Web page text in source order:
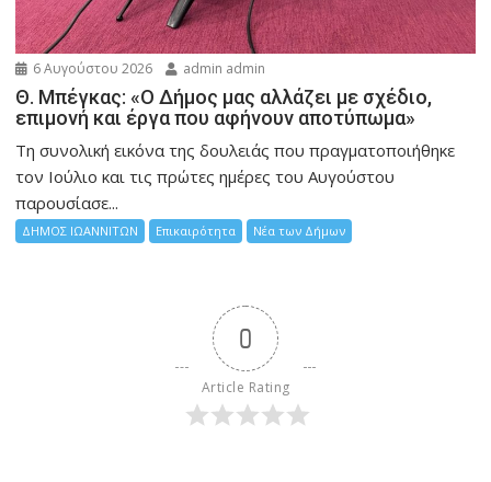
6 Αυγούστου 2026 admin admin
Θ. Μπέγκας: «Ο Δήμος μας αλλάζει με σχέδιο,
επιμονή και έργα που αφήνουν αποτύπωμα»
Τη συνολική εικόνα της δουλειάς που πραγματοποιήθηκε
τον Ιούλιο και τις πρώτες ημέρες του Αυγούστου
παρουσίασε...
ΔΗΜΟΣ ΙΩΑΝΝΙΤΩΝ Επικαιρότητα Νέα των Δήμων
0
Article Rating